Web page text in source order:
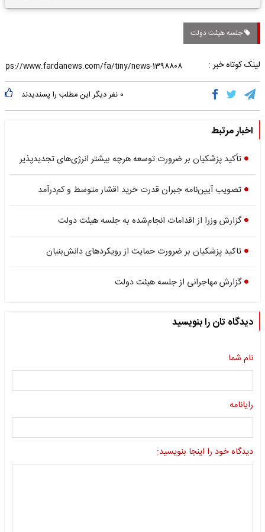
تاریخی واریز خواهد شد؟
جلسه هیئت دولت
لینک کوتاه خبر :
۰ نفر دیگر این مطلب را پسندیدند
اخبار مرتبط
تأکید پزشکیان بر ضرورت توسعه هرچه بیشتر انرژی‌های تجدیدپذیر
تصویب آیین‌نامه جبران قدرت خرید اقشار متوسط و کم‌درآمد
گزارش وزرا از اقدامات انجام‌شده به جلسه هیئت دولت
تاکید پزشکیان بر ضرورت حمایت از رویکردهای دانش‌بنیان
گزارش مهاجرانی از جلسه هیئت دولت
دیدگاه تان را بنویسید
نام شما
رایانامه
دیدگاه خود را اینجا بنویسید: